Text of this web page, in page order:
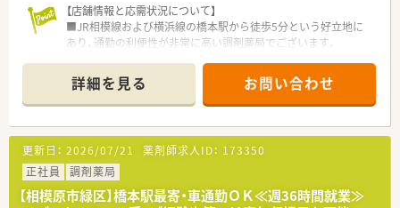
などの責任ある立場の方であっても対象となるため納得感があ
ります。
■産休や育休の取得後の復帰率が非常に高く、ライフイベントを
す。
【店舗情報と応需状況について】
■JR相模線および横浜線の橋本駅から徒歩5分という好立地に
あり、通勤の利便性が非常に高い調剤薬局でございます。
平均150枚程度の処方箋を受け付けている活気ある店舗です。
■薬剤師は常勤4名とパート5名が在籍しており、常時5名体制を
維持することで一人ひとりの業務負担を軽減しています。
【法人特徴について】
■関東圏を中心に約20店舗を展開しており、人材育成と教育を
徹底することで質の高い企業風土づくりに注力している法人で
す。
■社員全員が仕事に責任を持ち、互いに知識や技能を研鑽し共有
詳細を見る お問い合わせ
更新日： 2026/07/21 薬剤師求人ID： 173350
正社員
調剤薬局
【相模原市緑区】橋本駅最寄・車通勤ＯＫ≪週36時間就業≫